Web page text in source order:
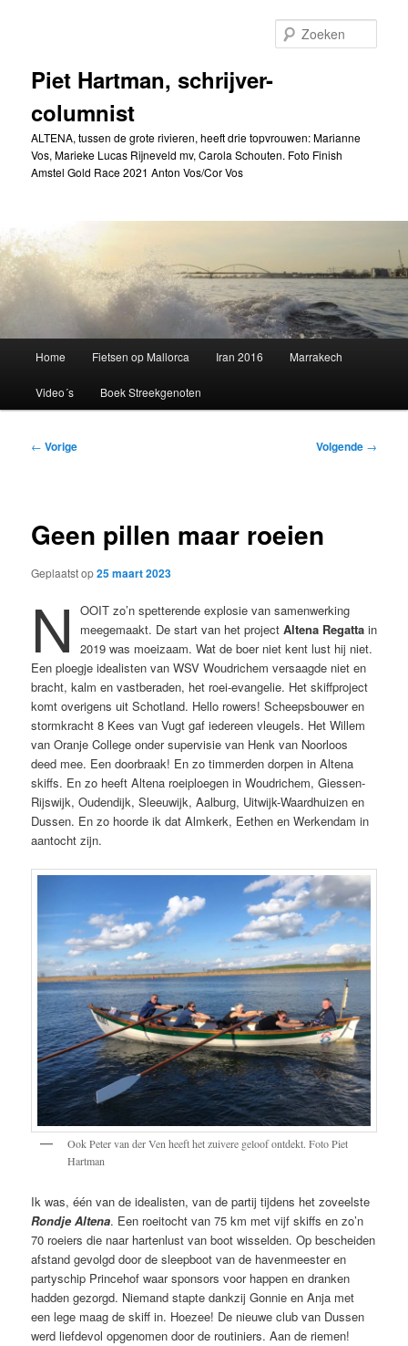
inhoudPiet Hartman, schrijver-
columnist
ALTENA, tussen de grote rivieren, heeft drie topvrouwen: Marianne
Vos, Marieke Lucas Rijneveld mv, Carola Schouten. Foto Finish
Amstel Gold Race 2021 Anton Vos/Cor Vos
Home Fietsen op Mallorca Iran 2016 Marrakech
Video´s Boek Streekgenoten
Bericht
← Vorige Volgende →
Geen pillen maar roeien
Geplaatst op25 maart 2023
N
OOIT zo’n spetterende explosie van samenwerking
meegemaakt. De start van het project Altena Regattain
2019 was moeizaam. Wat de boer niet kent lust hij niet.
Een ploegje idealisten van WSV Woudrichem versaagde niet en
bracht, kalm en vastberaden, het roei-evangelie. Het skiffproject
komt overigens uit Schotland. Hello rowers! Scheepsbouwer en
stormkracht 8 Kees van Vugt gaf iedereen vleugels. Het Willem
van Oranje College onder supervisie van Henk van Noorloos
deed mee. Een doorbraak! En zo timmerden dorpen in Altena
skiffs. En zo heeft Altena roeiploegen in Woudrichem, Giessen-
Rijswijk, Oudendijk, Sleeuwijk, Aalburg, Uitwijk-Waardhuizen en
Dussen. En zo hoorde ik dat Almkerk, Eethen en Werkendam in
aantocht zijn.
Ook Peter van der Ven heeft het zuivere geloof ontdekt. Foto Piet
Hartman
Ik was, één van de idealisten, van de partij tijdens het zoveelste
Rondje Altena. Een roeitocht van 75 km met vijf skiffs en zo’n
70 roeiers die naar hartenlust van boot wisselden. Op bescheiden
afstand gevolgd door de sleepboot van de havenmeester en
partyschip Princehof waar sponsors voor happen en dranken
hadden gezorgd. Niemand stapte dankzij Gonnie en Anja met
een lege maag de skiff in. Hoezee! De nieuwe club van Dussen
werd liefdevol opgenomen door de routiniers. Aan de riemen!